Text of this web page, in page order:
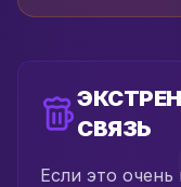
СВЯЗЬ
Если это